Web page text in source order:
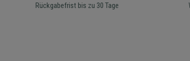
Rückgabefrist bis zu 30 Tage